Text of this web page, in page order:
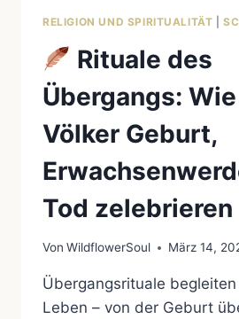
RELIGION UND SPIRITUALITÄT |
Rituale des
Übergangs:
Völker Geburt,
Tod zelebrieren
Von WildflowerSoul März 14,
Übergangsrituale
Leben – von der Geburt